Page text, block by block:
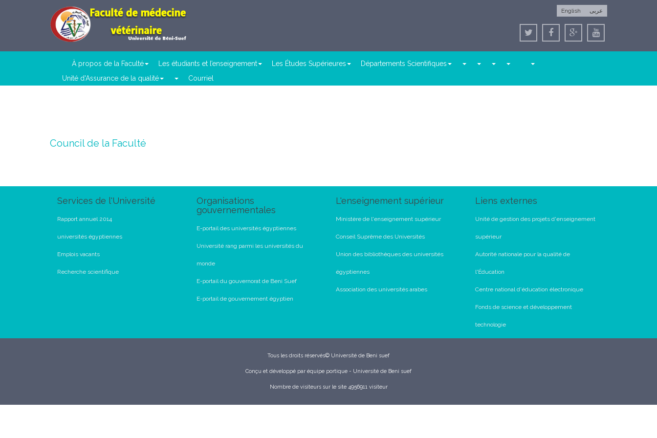
English عربى
À propos de la Faculté Les étudiants et l’enseignement Les Études Supérieures
Départements Scientifiques
Unité d'Assurance de la qualité
Courriel
Council de la Faculté
Services de l'Université
Rapport annuel 2014
universités égyptiennes
Emplois vacants
Recherche scientifique
Organisations
gouvernementales
E-portail des universités égyptiennes
Université rang parmi les universités du
monde
E-portail du gouvernorat de Beni Suef
E-portail de gouvernement égyptien
L'enseignement supérieur
Ministère de l'enseignement supérieur
Conseil Suprême des Universités
Union des bibliothèques des universités
égyptiennes
Association des universités arabes
Liens externes
Unité de gestion des projets d'enseignement
supérieur
Autorité nationale pour la qualité de
l'Éducation
Centre national d'éducation électronique
Fonds de science et développement
technologie
Tous les droits réservés© Université de Beni suef
Conçu et développé par équipe portique - Université de Beni suef
Nombre de visiteurs sur le site 4956911 visiteur